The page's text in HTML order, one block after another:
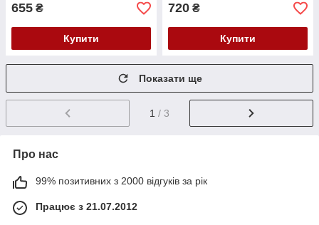
655 ₴
Купити
720 ₴
Купити
Показати ще
1 / 3
Про нас
99% позитивних з 2000 відгуків за рік
Працює з 21.07.2012